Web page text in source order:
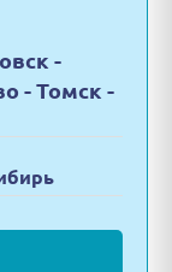
-
- Томск -